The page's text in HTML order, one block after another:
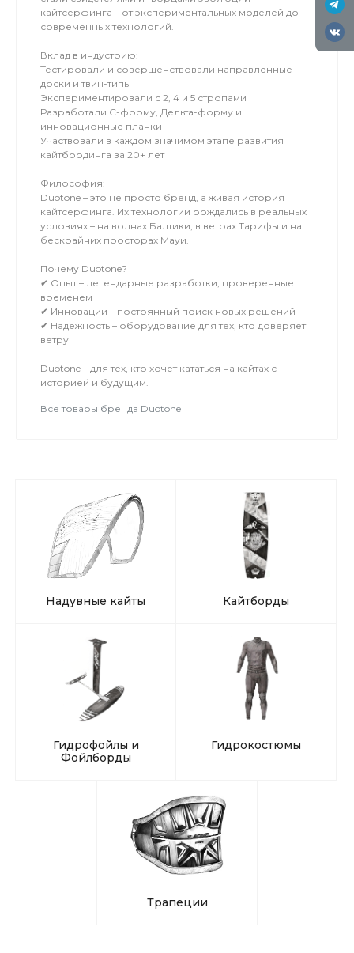
кайтсерфинга – от экспериментальных моделей до
современных технологий.
Вклад в индустрию:
Тестировали и совершенствовали направленные
доски и твин-типы
Экспериментировали с 2, 4 и 5 стропами
Разработали C-форму, Дельта-форму и
инновационные планки
Участвовали в каждом значимом этапе развития
кайтбординга за 20+ лет
Философия:
Duotone – это не просто бренд, а живая история
кайтсерфинга. Их технологии рождались в реальных
условиях – на волнах Балтики, в ветрах Тарифы и на
бескрайних просторах Мауи.
Почему Duotone?
✔ Опыт – легендарные разработки, проверенные
временем
✔ Инновации – постоянный поиск новых решений
✔ Надёжность – оборудование для тех, кто доверяет
ветру
Duotone – для тех, кто хочет кататься на кайтах с
историей и будущим.
Все товары бренда Duotone
Надувные кайты Кайтборды
Гидрофойлы и
Фойлборды
Гидрокостюмы
Трапеции